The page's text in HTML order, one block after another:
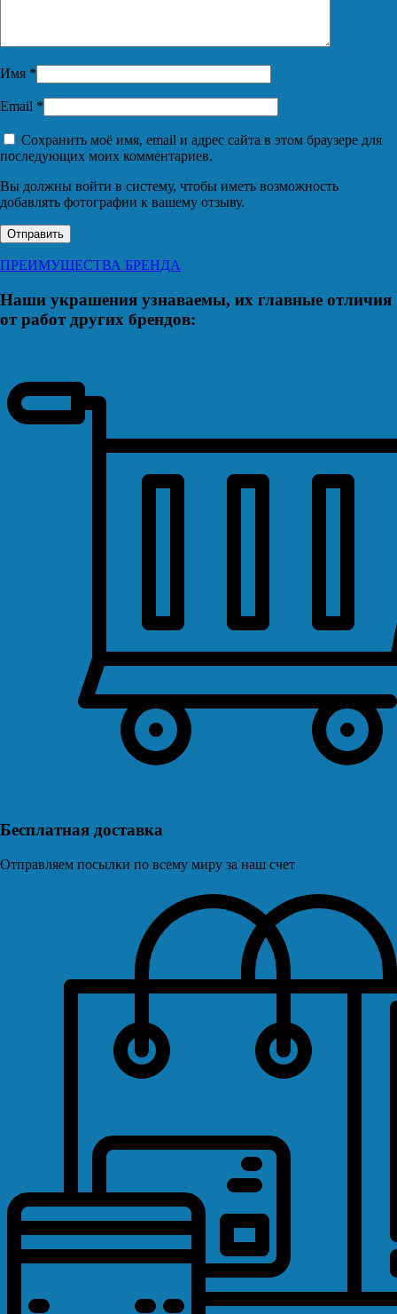
Имя *
Email *
Сохранить моё имя, email и адрес сайта в этом браузере для
последующих моих комментариев.
Вы должны войти в систему, чтобы иметь возможность
добавлять фотографии к вашему отзыву.
ПРЕИМУЩЕСТВА БРЕНДА
Наши украшения узнаваемы, их главные отличия
от работ других брендов:
Бесплатная доставка
Отправляем посылки по всему миру за наш счет